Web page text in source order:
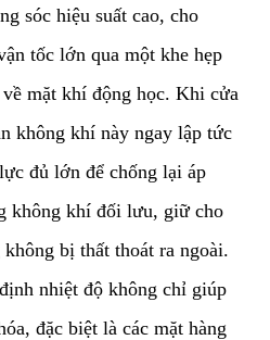
sóc hiệu suất cao, cho
tốc lớn qua một khe hẹp
mặt khí động học. Khi cửa
không khí này ngay lập tức
đủ lớn để chống lại áp
không khí đối lưu, giữ cho
bị thất thoát ra ngoài.
nhiệt độ không chỉ giúp
đặc biệt là các mặt hàng